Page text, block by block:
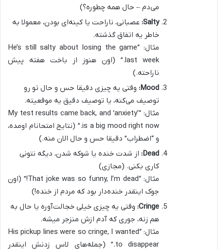
می‌دم – حال همه چطوره؟)
Salty: عصبانی، ناراحت یا کینه‌ای بودن، معمولا به
خاطر یه اتفاق گذشته.
مثال: “He’s still salty about losing the game
last week.” (اون هنوز از باخت هفته پیش
ناراحته.)
Mood: وقتی یه چیزی دقیقا حس و حال تو رو
توصیف می‌کنه، یا توصیف دقیق یه موقعیته.
مثال: “My test results came back, and ‘anxiety’
is a big mood right now.” (نتایج امتحانام اومده،
و “اضطراب” دقیقا حس و حال الان منه.)
Dead: از شدت خنده یا شوکه شدن، دیگه نتونی
کاری بکنی. (مجازی)
مثال: “That joke was so funny, I’m dead!” (اون
جوک اینقدر خنده‌دار بود که مردم از خنده!)
Cringe: وقتی یه چیزی خیلی خجالت‌آوره یا حال به
هم زنه، جوری که آدم ازش منزجر میشه.
مثال: “His pickup lines were so cringe, I wanted
to disappear.” (جمله‌های لاس زدنش اینقدر